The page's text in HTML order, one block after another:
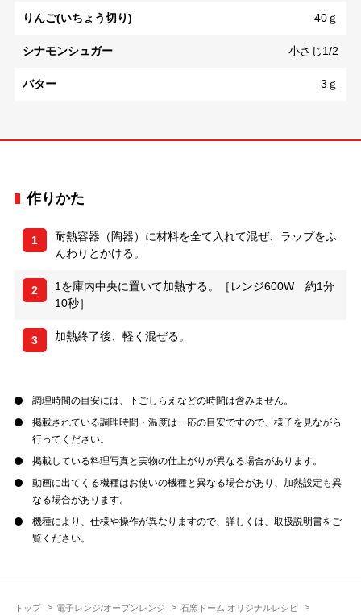
トップ 電子レンジ/オーブンレンジ 石窯ドーム オリジナルレシピ
りんご(いちょう切り) 40ｇ
シナモンシュガー 小さじ1/2
バター 3ｇ
作りかた
1
耐熱容器（陶器）に材料を全て入れて混ぜ、ラップをふ
んわりとかける。
2
1を庫内中央に置いて加熱する。［レンジ600W 約1分
10秒］
3 加熱終了後、軽く混ぜる。
調理時間の目安には、下ごしらえなどの時間は含みません。
掲載されている調理時間・温度は一応の目安ですので、様子を見ながら
行ってください。
掲載している料理写真と実物の仕上がりが異なる場合があります。
動画に出てくる機種はお使いの機種と異なる場合があり、加熱設定も異
なる場合があります。
機種により、仕様や操作が異なりますので、詳しくは、取扱説明書をご
覧ください。